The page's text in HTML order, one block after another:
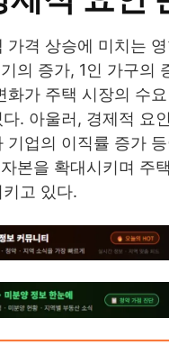
가격 상승에 미치는
의 증가, 1인 가구의
화가 주택 시장의 수
. 아울러, 경제적 요
기업의 이직률 증가
본을 확대시키며 주
고 있다.